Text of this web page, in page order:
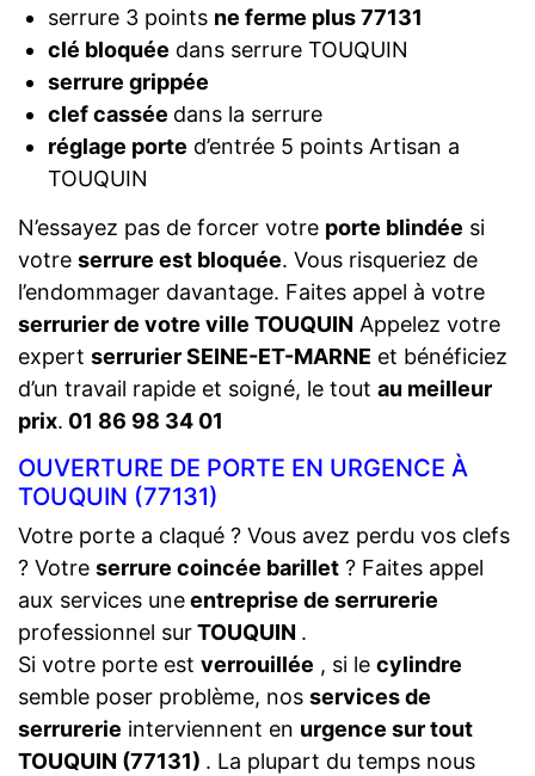
serrure 3 points ne ferme plus 77131
clé bloquée dans serrure TOUQUIN
serrure grippée
clef cassée dans la serrure
réglage porte d’entrée 5 points Artisan a
TOUQUIN
N’essayez pas de forcer votre porte blindée si
votre serrure est bloquée. Vous risqueriez de
l’endommager davantage. Faites appel à votre
serrurier de votre ville TOUQUIN Appelez votre
expert serrurier SEINE-ET-MARNE et bénéficiez
d’un travail rapide et soigné, le tout au meilleur
prix. 01 86 98 34 01
OUVERTURE DE PORTE EN URGENCE À
TOUQUIN (77131)
Votre porte a claqué ? Vous avez perdu vos clefs
? Votre serrure coincée barillet ? Faites appel
aux services uneentreprise de serrurerie
professionnel surTOUQUIN .
Si votre porte est verrouillée , si le cylindre
semble poser problème, nos services de
serrurerie interviennent en urgence sur tout
TOUQUIN (77131) . La plupart du temps nous